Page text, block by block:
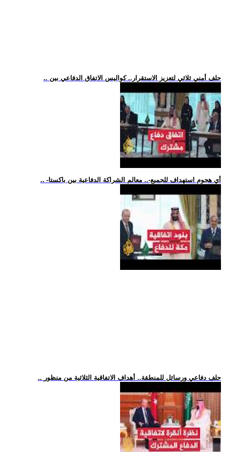
.. حلف أمني ثلاثي لتعزيز الاستقرار.. كواليس الاتفاق الدفاعي بين
.. -أي هجوم استهداف للجميع-.. معالم الشراكة الدفاعية بين باكستا
.. حلف دفاعي ورسائل للمنطقة.. أهداف الاتفاقية الثلاثية من منظور